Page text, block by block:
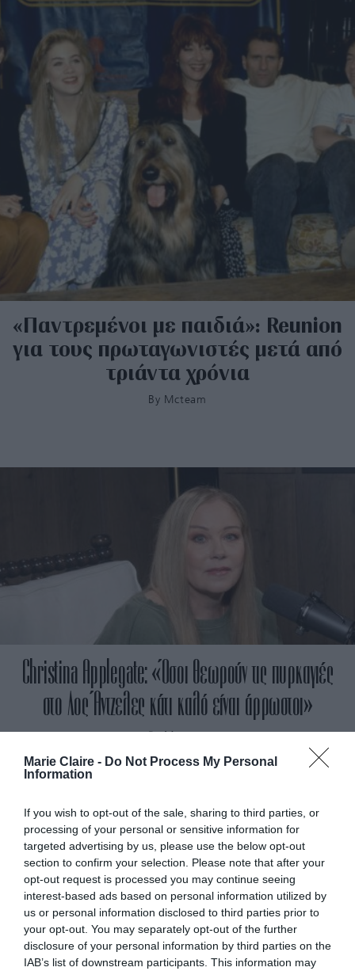
Marie Claire - Do Not Process My Personal
Information
If you wish to opt-out of the sale, sharing to third parties, or
processing of your personal or sensitive information for
targeted advertising by us, please use the below opt-out
section to confirm your selection. Please note that after your
opt-out request is processed you may continue seeing
interest-based ads based on personal information utilized by
us or personal information disclosed to third parties prior to
your opt-out. You may separately opt-out of the further
disclosure of your personal information by third parties on the
IAB’s list of downstream participants. This information may
«Παντρεμένοι με παιδιά»: Reunion
για τους πρωταγωνιστές μετά από
τριάντα χρόνια
By Mcteam
Christina Applegate: «Όσοι θεωρούν τις πυρκαγιές
στο Λος Άντζελες κάτι καλό είναι άρρωστοι»
ByMcteam
ADVERTISEMENT - CONTINUE READING BELOW